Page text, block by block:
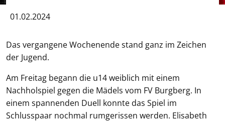
TISCHTENNIS
BOGENSCHIESSEN
01.02.2024
Das vergangene Wochenende stand ganz im Zeichen
der Jugend.
Am Freitag begann die u14 weiblich mit einem
Nachholspiel gegen die Mädels vom FV Burgberg. In
einem spannenden Duell konnte das Spiel im
Schlusspaar nochmal rumgerissen werden. Elisabeth